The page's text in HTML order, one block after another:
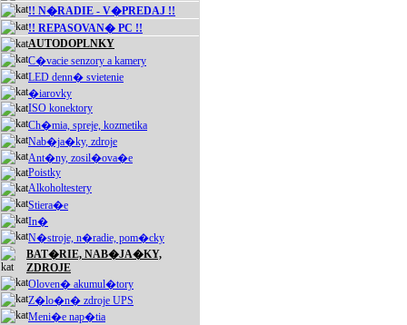
!! N�RADIE - V�PREDAJ !!
!! REPASOVAN� PC !!
AUTODOPLNKY
C�vacie senzory a kamery
LED denn� svietenie
�iarovky
ISO konektory
Ch�mia, spreje, kozmetika
Nab�ja�ky, zdroje
Ant�ny, zosil�ova�e
Poistky
Alkoholtestery
Stiera�e
In�
N�stroje, n�radie, pom�cky
BAT�RIE, NAB�JA�KY,
ZDROJE
Oloven� akumul�tory
Z�lo�n� zdroje UPS
Meni�e nap�tia